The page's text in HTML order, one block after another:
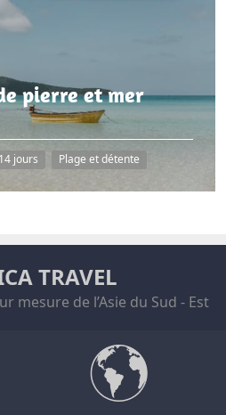
pierre et mer
14 jours Plage et détente
TRAVEL
mesure de l’Asie du Sud - Est